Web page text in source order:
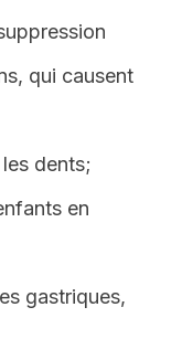
qui causent
dents;
en
gastriques,